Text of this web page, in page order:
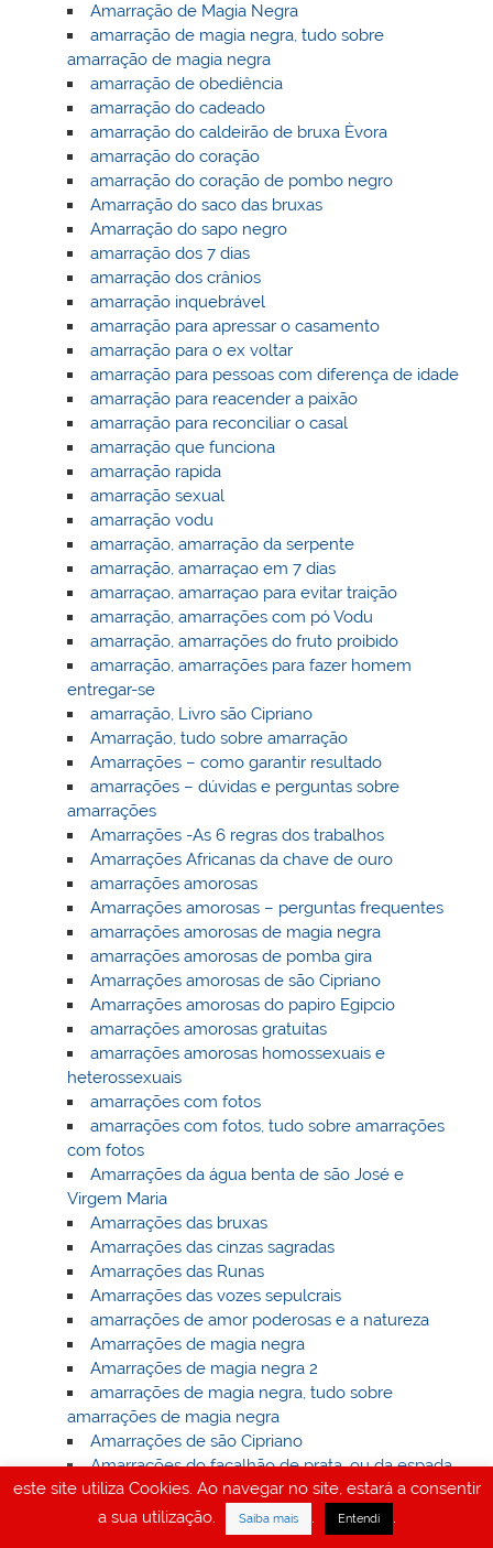
Amarração de Magia Negra
amarração de magia negra, tudo sobre
amarração de magia negra
amarração de obediência
amarração do cadeado
amarração do caldeirão de bruxa Èvora
amarração do coração
amarração do coração de pombo negro
Amarração do saco das bruxas
Amarração do sapo negro
amarração dos 7 dias
amarração dos crânios
amarração inquebrável
amarração para apressar o casamento
amarração para o ex voltar
amarração para pessoas com diferença de idade
amarração para reacender a paixão
amarração para reconciliar o casal
amarração que funciona
amarração rapida
amarração sexual
amarração vodu
amarração, amarração da serpente
amarração, amarraçao em 7 dias
amarraçao, amarraçao para evitar traição
amarração, amarrações com pó Vodu
amarração, amarrações do fruto proibido
amarração, amarrações para fazer homem
entregar-se
amarração, Livro são Cipriano
Amarração, tudo sobre amarração
Amarrações – como garantir resultado
amarrações – dúvidas e perguntas sobre
amarrações
Amarrações -As 6 regras dos trabalhos
Amarrações Africanas da chave de ouro
amarrações amorosas
Amarrações amorosas – perguntas frequentes
amarrações amorosas de magia negra
amarrações amorosas de pomba gira
Amarrações amorosas de são Cipriano
Amarrações amorosas do papiro Egipcio
amarrações amorosas gratuitas
amarrações amorosas homossexuais e
heterossexuais
amarrações com fotos
amarrações com fotos, tudo sobre amarrações
com fotos
Amarrações da água benta de são José e
Virgem Maria
Amarrações das bruxas
Amarrações das cinzas sagradas
Amarrações das Runas
Amarrações das vozes sepulcrais
amarrações de amor poderosas e a natureza
Amarrações de magia negra
Amarrações de magia negra 2
amarrações de magia negra, tudo sobre
amarrações de magia negra
Amarrações de são Cipriano
Amarrações do facalhão de prata, ou da espada
dos anjos caídos
Amarrações do fruto proibido
Amarraçoes do livro dos Mortos
este site utiliza Cookies. Ao navegar no site, estará a consentir
a sua utilização.
Saiba mais . Entendi .